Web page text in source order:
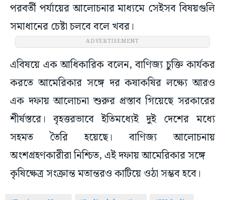
পরবর্তী পর্যায়ের আলোচনার মাধ্যমে সেইসব বিষয়গুলি
সমাধানের চেষ্টা চলবে বলে খবর।
ADVERTISEMENT
এবিষয়ে এক আধিকারিক বলেন, বাণিজ্য চুক্তি কার্যকর
করতে আমেরিকার সঙ্গে দর কষাকষির লক্ষ্যে আরও
এক দফায় আলোচনা শুরুর প্রস্তাব গিয়েছে সরকারের
শীর্ষস্তরে। বৃহত্তরভাবে ইতিমধ্যেই দুই দেশের মধ্যে
সহমত তৈরি হয়েছে। বাণিজ্য আলোচনায়
অংশগ্রহণকারীরা নিশ্চিত, এই দফায় আমেরিকার সঙ্গে
কৃষিক্ষেত্র সংক্রান্ত মতান্তরও কাটিয়ে ওঠা সম্ভব হবে।